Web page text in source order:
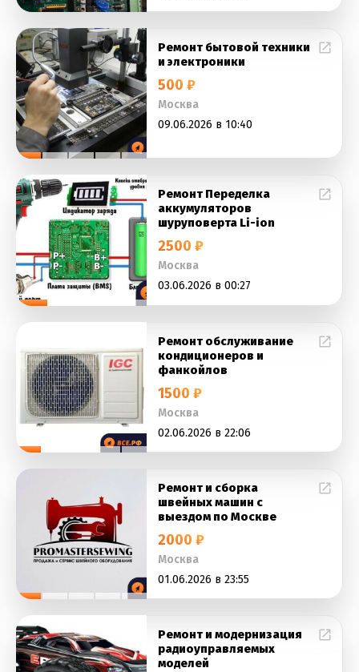
Ремонт бытовой техники
и электроники
500 ₽
Москва
09.06.2026 в 10:40
Ремонт Переделка
аккумуляторов
шуруповерта Li-ion
2500 ₽
Москва
03.06.2026 в 00:27
Ремонт обслуживание
кондиционеров и
фанкойлов
1500 ₽
Москва
02.06.2026 в 22:06
Ремонт и сборка
швейных машин с
выездом по Москве
2000 ₽
Москва
01.06.2026 в 23:55
Ремонт и модернизация
радиоуправляемых
моделей